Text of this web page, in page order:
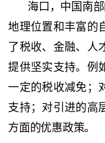
海口，中国南
地理位置和丰富的
了税收、金融、人
提供坚实支持。例
一定的税收减免；
支持；对引进的高
方面的优惠政策。